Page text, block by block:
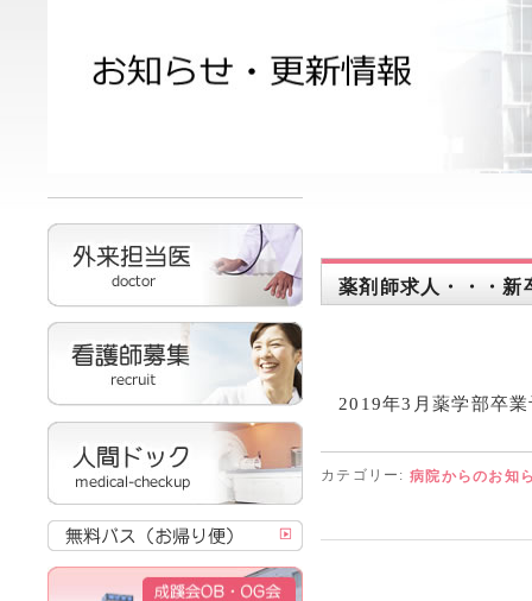
薬剤師求人・・・新
2019年3月薬学部卒
カテゴリー: 病院からのお知